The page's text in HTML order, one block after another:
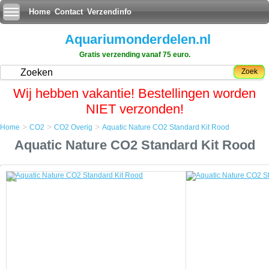
Home Contact Verzendinfo
Aquariumonderdelen.nl
Gratis verzending vanaf 75 euro.
Zoek
Wij hebben vakantie! Bestellingen worden
NIET verzonden!
CO2
Aquatic Nature CO2 Standard Kit Rood
Home > CO2 > CO2 Overig > Aquatic Nature CO2 Standard Kit Rood
Aquatic Nature CO2 Standard Kit Rood